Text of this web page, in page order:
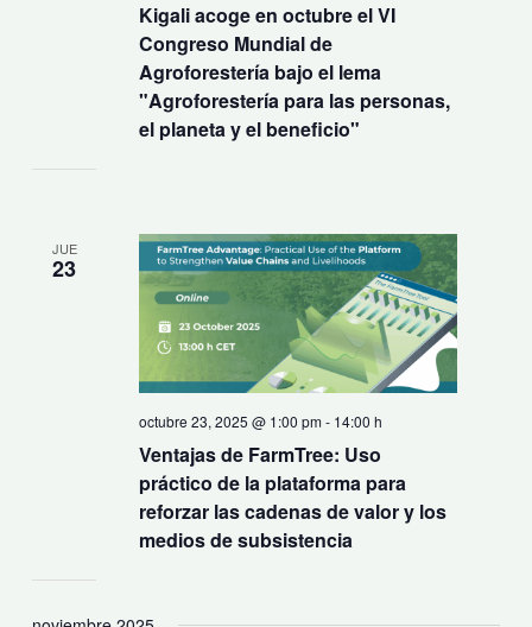
Kigali acoge en octubre el VI
Congreso Mundial de
Agroforestería bajo el lema
"Agroforestería para las personas,
el planeta y el beneficio"
JUE
23
Ventajas de FarmTree: Uso
práctico de la plataforma para
reforzar las cadenas de valor y los
medios de subsistencia
octubre 23, 2025 @ 1:00 pm- 14:00 h